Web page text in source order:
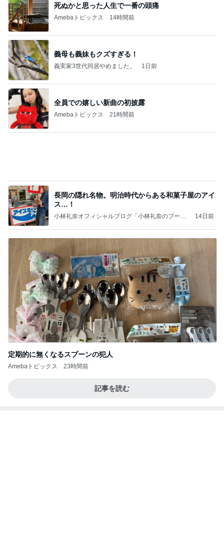
死ぬかと思った人生で一番の頭痛
Amebaトピックス 14時間前
義母も義妹もクズすぎる！
義実家3世代同居やめました。 1日前
全員での嬉しい新曲の初披露
Amebaトピックス 21時間前
長岡の隠れ名物。明治時代からある和菓子屋のアイ
ス…！
小林礼奈オフィシャルブログ「小林礼奈のブーブ
14日前
定期的に無くなるスプーンの犯人
Amebaトピックス 23時間前
記事を読む